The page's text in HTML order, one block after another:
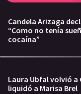
Candela Arizaga
“Como no tenía
cocaína”
Laura Ubfal volvió a
liquidó a Marisa Brel